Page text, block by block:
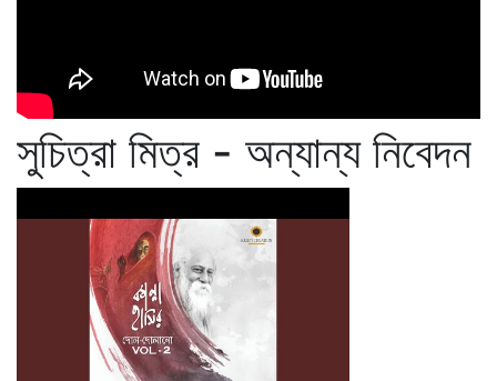
সুচিত্রা মিত্র - অন্যান্য নিবেদন